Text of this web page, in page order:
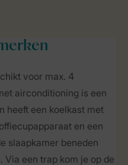
voor max. 4
airconditioning is een
heeft een koelkast met
en een
slaapkamer beneden
Via een trap kom je op de